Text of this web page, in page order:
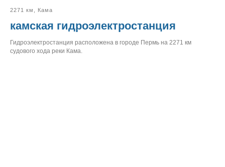
2271 км, Кама
камская гидроэлектростанция
Гидроэлектростанция расположена в городе Пермь на 2271 км
судового хода реки Кама.